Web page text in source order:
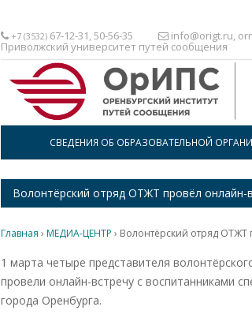
+7 (3532) 67-12-31, 50-56-35 info@origt.ru,
Приволжский университет путей сообщения
СВЕДЕНИЯ ОБ ОБРАЗОВАТЕЛЬНОЙ
Волонтёрский отряд ОТЖТ провёл онлайн-
Главная › МЕДИА-ЦЕНТР › Волонтёрский отряд ОТЖТ
1 марта четыре представителя
провели онлайн-встречу с воспитанниками
города Оренбурга.